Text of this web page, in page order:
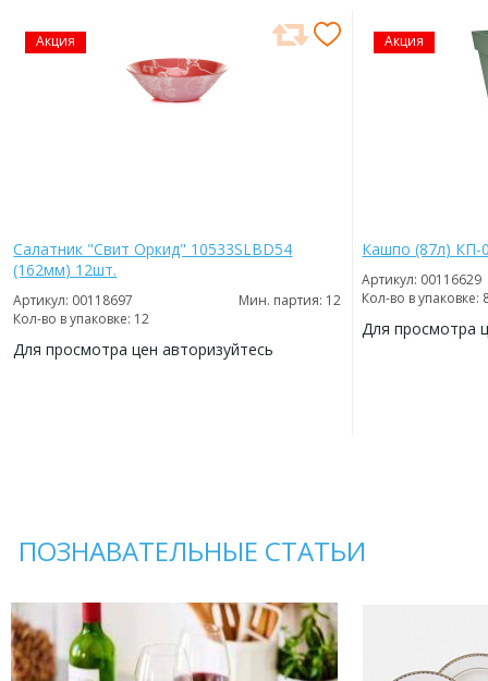
Акция
Салатник "Свит Оркид" 10533SLBD54
(162мм) 12шт.
Артикул: 00118697
Мин. партия: 12
Кол-во в упаковке: 12
Для просмотра цен авторизуйтесь
Акция
Кашпо (87л) КП-
Артикул: 00116629
Кол-во в упаковке:
Для просмотра
ПОЗНАВАТЕЛЬНЫЕ СТАТЬИ